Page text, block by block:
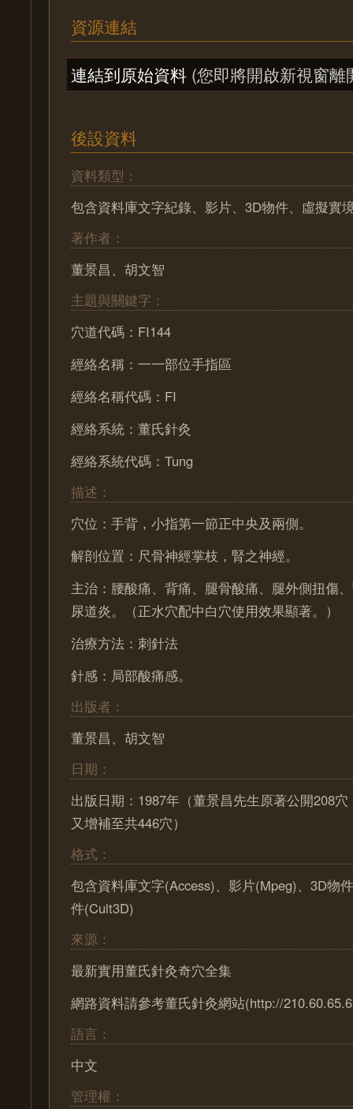
資源連結
連結到原始資料 (您即將開啟新視窗離
後設資料
資料類型：
包含資料庫文字紀錄、影片、3D物件、虛擬實
著作者：
董景昌、胡文智
主題與關鍵字：
穴道代碼：FI144
經絡名稱：一一部位手指區
經絡名稱代碼：FI
經絡系統：董氏針灸
經絡系統代碼：Tung
描述：
穴位：手背，小指第一節正中央及兩側。
解剖位置：尺骨神經掌枝，腎之神經。
主治：腰酸痛、背痛、腿骨酸痛、腿外側扭傷
尿道炎。（正水穴配中白穴使用效果顯著。）
治療方法：刺針法
針感：局部酸痛感。
出版者：
董景昌、胡文智
日期：
出版日期：1987年（董景昌先生原著公開208
又增補至共446穴）
格式：
包含資料庫文字(Access)、影片(Mpeg)、3D物
件(Cult3D)
來源：
最新實用董氏針灸奇穴全集
網路資料請參考董氏針灸網站(http://
語言：
中文
管理權：